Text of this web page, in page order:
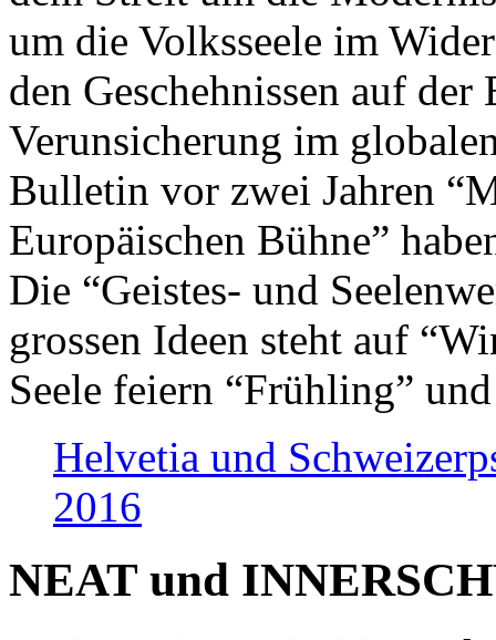
um die Volksseele im
den Geschehnissen auf
Verunsicherung im
Bulletin vor zwei Jahren
Europäischen Bühne”
Die “Geistes- und
grossen Ideen steht auf
Seele feiern “Frühling”
Helvetia und
2016
NEAT und